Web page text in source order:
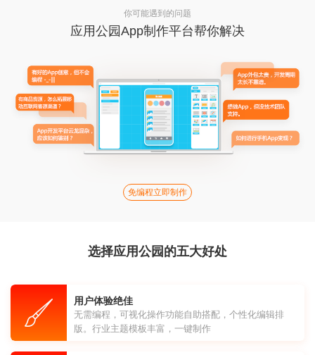
你可能遇到的问题
应用公园App制作平台帮你解决
免编程立即制作
选择应用公园的五大好处
用户体验绝佳
无需编程，可视化操作功能自助搭配，个性化编辑排
版。行业主题模板丰富，一键制作